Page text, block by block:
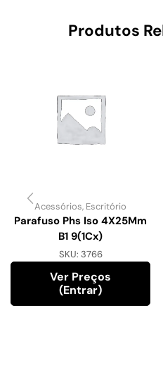
Produtos
Acessórios, Escritório
Parafuso Phs Iso 4X25Mm
B1 9(1Cx)
SKU: 3766
Ver Preços
(entrar)